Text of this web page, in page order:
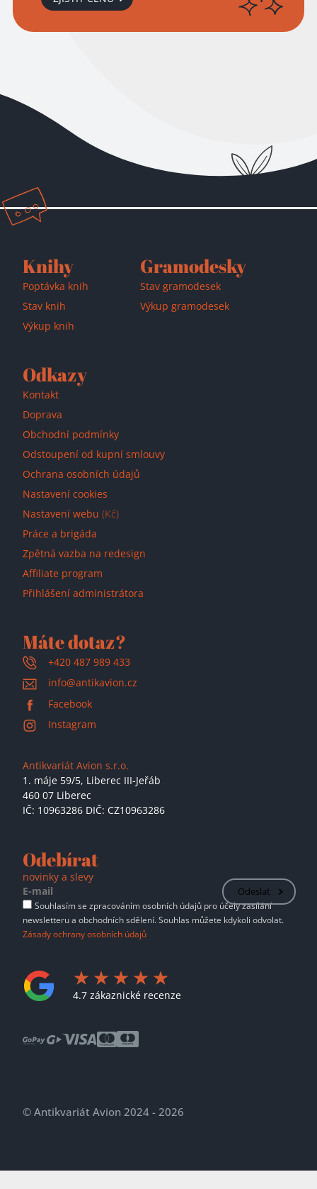
Přidáno do košíku!
Knihy
Poptávka knih
Stav knih
Výkup knih
Gramodesky
Stav gramodesek
Výkup gramodesek
Odkazy
Kontakt
Doprava
Obchodní podmínky
Odstoupení od kupní smlouvy
Ochrana osobních údajů
Nastavení cookies
Nastavení webu (Kč)
Práce a brigáda
Zpětná vazba na redesign
Affiliate program
Přihlášení administrátora
Máte dotaz?
+420 487 989 433
info@antikavion.cz
Facebook
Instagram
Antikvariát Avion s.r.o.
1. máje 59/5, Liberec III-Jeřáb
460 07 Liberec
IČ: 10963286 DIČ: CZ10963286
Odebírat
novinky a slevy
Odeslat
Souhlasím se zpracováním osobních údajů pro účely zasílání
newsletteru a obchodních sdělení. Souhlas můžete kdykoli odvolat.
Zásady ochrany osobních údajů
4.7 zákaznické recenze
© Antikvariát Avion 2024 - 2026